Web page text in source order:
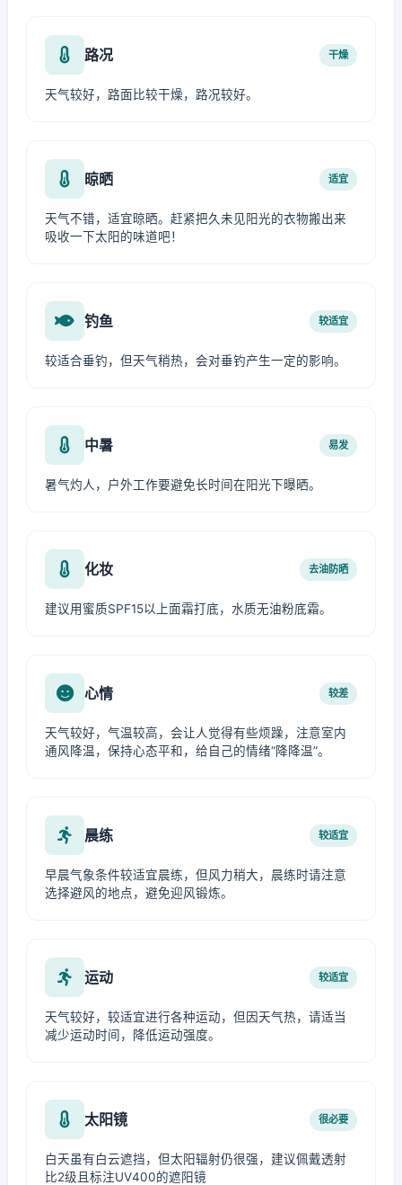
路况 干燥
天气较好，路面比较干燥，路况较好。
晾晒 适宜
天气不错，适宜晾晒。赶紧把久未见阳光的衣物搬出来
吸收一下太阳的味道吧！
钓鱼 较适宜
较适合垂钓，但天气稍热，会对垂钓产生一定的影响。
中暑 易发
暑气灼人，户外工作要避免长时间在阳光下曝晒。
化妆 去油防晒
建议用蜜质SPF15以上面霜打底，水质无油粉底霜。
心情 较差
天气较好，气温较高，会让人觉得有些烦躁，注意室内
通风降温，保持心态平和，给自己的情绪“降降温”。
晨练 较适宜
早晨气象条件较适宜晨练，但风力稍大，晨练时请注意
选择避风的地点，避免迎风锻炼。
运动 较适宜
天气较好，较适宜进行各种运动，但因天气热，请适当
减少运动时间，降低运动强度。
太阳镜 很必要
白天虽有白云遮挡，但太阳辐射仍很强，建议佩戴透射
比2级且标注UV400的遮阳镜